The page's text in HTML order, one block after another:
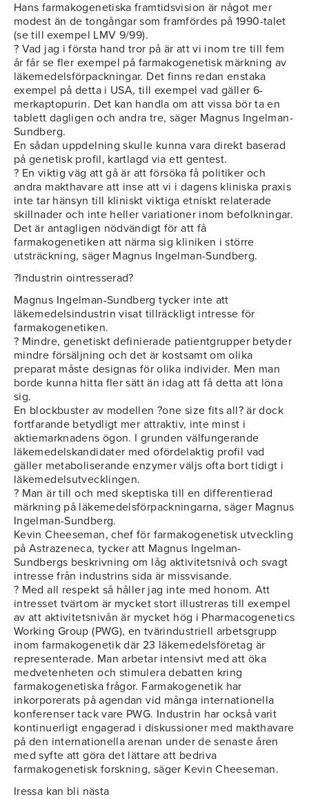
Hans farmakogenetiska framtidsvision är något mer
modest än de tongångar som framfördes på 1990-talet
(se till exempel LMV 9/99).
? Vad jag i första hand tror på är att vi inom tre till fem
år får se fler exempel på farmakogenetisk märkning av
läkemedelsförpackningar. Det finns redan enstaka
exempel på detta i USA, till exempel vad gäller 6-
merkaptopurin. Det kan handla om att vissa bör ta en
tablett dagligen och andra tre, säger Magnus Ingelman-
Sundberg.
En sådan uppdelning skulle kunna vara direkt baserad
på genetisk profil, kartlagd via ett gentest.
? En viktig väg att gå är att försöka få politiker och
andra makthavare att inse att vi i dagens kliniska praxis
inte tar hänsyn till kliniskt viktiga etniskt relaterade
skillnader och inte heller variationer inom befolkningar.
Det är antagligen nödvändigt för att få
farmakogenetiken att närma sig kliniken i större
utsträckning, säger Magnus Ingelman-Sundberg.
?Industrin ointresserad?
Magnus Ingelman-Sundberg tycker inte att
läkemedelsindustrin visat tillräckligt intresse för
farmakogenetiken.
? Mindre, genetiskt definierade patientgrupper betyder
mindre försäljning och det är kostsamt om olika
preparat måste designas för olika individer. Men man
borde kunna hitta fler sätt än idag att få detta att löna
sig.
En blockbuster av modellen ?one size fits all? är dock
fortfarande betydligt mer attraktiv, inte minst i
aktiemarknadens ögon. I grunden välfungerande
läkemedelskandidater med ofördelaktig profil vad
gäller metaboliserande enzymer väljs ofta bort tidigt i
läkemedelsutvecklingen.
? Man är till och med skeptiska till en differentierad
märkning på läkemedelsförpackningarna, säger Magnus
Ingelman-Sundberg.
Kevin Cheeseman, chef för farmakogenetisk utveckling
på Astrazeneca, tycker att Magnus Ingelman-
Sundbergs beskrivning om låg aktivitetsnivå och svagt
intresse från industrins sida är missvisande.
? Med all respekt så håller jag inte med honom. Att
intresset tvärtom är mycket stort illustreras till exempel
av att aktivitetsnivån är mycket hög i Pharmacogenetics
Working Group (PWG), en tvärindustriell arbetsgrupp
inom farmakogenetik där 23 läkemedelsföretag är
representerade. Man arbetar intensivt med att öka
medvetenheten och stimulera debatten kring
farmakogenetiska frågor. Farmakogenetik har
inkorporerats på agendan vid många internationella
konferenser tack vare PWG. Industrin har också varit
kontinuerligt engagerad i diskussioner med makthavare
på den internationella arenan under de senaste åren
med syfte att göra det lättare att bedriva
farmakogenetisk forskning, säger Kevin Cheeseman.
Iressa kan bli nästa